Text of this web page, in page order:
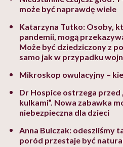
może być naprawdę wiele
Katarzyna Tutko: Osoby,
pandemii, mogą
Może być dziedziczony z
samo jak w przypadku
Mikroskop owulacyjny –
Dr Hospice ostrzega przed
kulkami”. Nowa zabawka
niebezpieczna dla dzieci
Anna Bulczak: odeszliśmy
poród przestaje być